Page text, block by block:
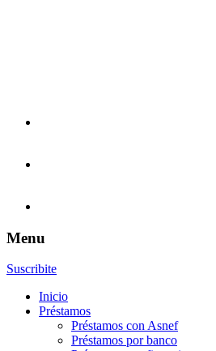
Menu
Suscribite
Inicio
Préstamos
Préstamos con Asnef
Préstamos por banco